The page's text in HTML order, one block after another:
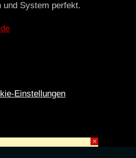
System perfekt.
Einstellungen
die CLUBS und SZENE |Club.TV|DATENSCHUTZ
×